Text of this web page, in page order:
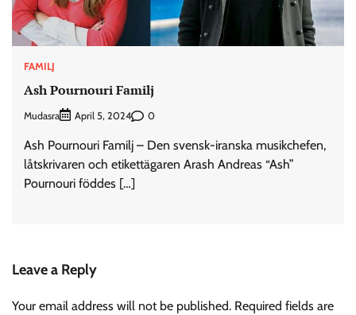
FAMILJ
Ash Pournouri Familj
Mudasra April 5, 2024 0
Ash Pournouri Familj – Den svensk-iranska musikchefen,
låtskrivaren och etikettägaren Arash Andreas “Ash”
Pournouri föddes […]
Leave a Reply
Your email address will not be published. Required fields are